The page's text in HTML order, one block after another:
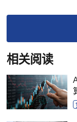
相关阅读